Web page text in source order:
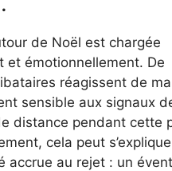
de Noël est chargée
et émotionnellement. De
réagissent de
sensible aux signaux
distance pendant cette
cela peut
accrue au rejet : un